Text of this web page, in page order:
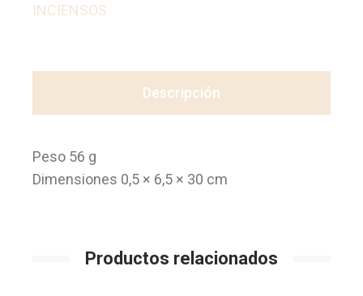
INCIENSOS
Descripción
Peso 56 g
Dimensiones 0,5 × 6,5 × 30 cm
Productos relacionados